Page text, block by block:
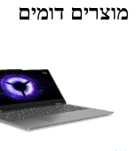
מוצרים דומים